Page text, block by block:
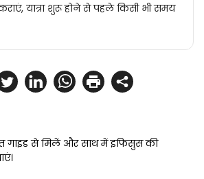
गाइड से मिलें और साथ में इफिसुस की
यात्रा शुरू होने से पहले किसी भी समय